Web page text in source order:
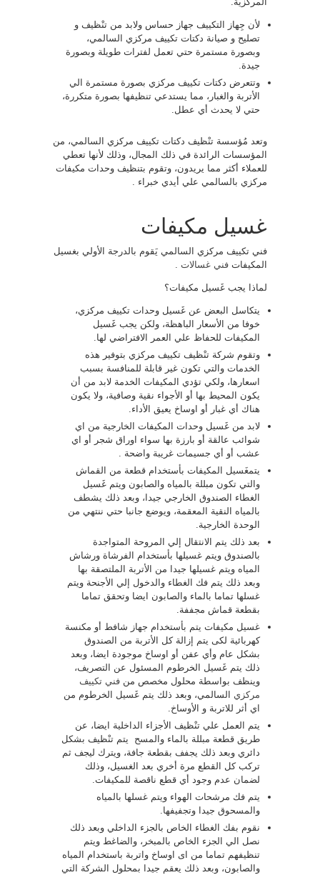
لأن جِهاز التكييف جهاز حساس ولابد من تنْظيف و
تصليح و صيانة دكتات تكييف مركزي السالمي،
وبصورة مستمرة حتي تعمل لفترات طويلة وبصورة
جيدة.
وتتعرض دكتات تكييف مركزي بصورة مستمرة الي
الأتربة والغبار، مما يستدعي تنظيفها بصورة متكررة،
حتي لا يحدث أي عطل.
وتعد مُؤسسة تنْظيف دكتات تكييف مركزي السالمي، من
المؤسسات الرائدة في ذلك المجال، وذلك لأنها تعطي
للعملاء أكثر مما يريدون، وتقوم بتنظيف وحدات مكيفات
مركزي بالسالمي علي أيدي خبراء .
غسيل مكيفات
فني تكييف مركزي السالمي يَقوم بالدرجة الأولي بغسيل
المكيفات فني غسالات
لماذا يجب غَسيل مكيفات؟
يتكاسل البعض عن غَسيل وحدات تكييف مركزي،
خوفا من الأسعار الباهظة، ولكن يجب غَسيل
المكيفات للحفاظ علي العمر الافتراضي لها.
وتقوم شركة تنْظيف تكييف مركزي بتوفير هذه
الخدمات والتي تكون غير قابلة للمنافسة بسبب
اسعارها، ولكي تؤدي المكيفات الخدمة لابد من أن
يكون المحيط بها أو الأجواء نقية وصافية، ولا يكون
هناك أي غبار أو اوساخ يعيق الأداء.
لابد من غَسيل وحدات المكيفات الخارجية من اي
شوائب عالقة أو بارزة بها سواء اوراق شجر أو اي
عشب أو أي جسيمات غريبة واضحة .
يتمغَسيل المكيفات بأستخدام قطعة من القماش
والتي تكون مبللة بالمياه والصابون ويتم غَسيل
الغطاء الصندوق الخارجي جيدا، وبعد ذلك يشطف
بالمياه النقية المعقمة، ويوضع جانبا حتي ننتهي من
الوحدة الخارجية.
بعد ذلك يتم الانتقال إلي المروحة المتواجدة
بالصندوق ويتم غسيلها بأستخدام الفرشاة ورشاش
المياه ويتم غسيلها جيدا من الأتربة الملتصقة بها
وبعد ذلك يتم فك الغطاء والدخول إلي الأجنحة ويتم
غسلها تماما بالماء والصابون ايضا وتحقق تماما
بقطعة قماش مجففة.
غسيل مكيفات يتم بأستخدام جهاز شافط أو مكنسة
كهربائية لكى يتم إزالة كل الأتربة من الصندوق
بشكل عام وأي عفن أو اوساخ موجودة ايضا، وبعد
ذلك يتم غَسيل الخرطوم المسئول عن التصريف،
وينظف بواسطة محلول مخصص من فني تكييف
مركزي السالمي، وبعد ذلك يتم غَسيل الخرطوم من
اي أثر للاتربة و الأوساخ.
يتم العمل علي تنْظيف الأجزاء الداخلية ايضا، عن
طريق قطعة مبللة بالماء والمسح يتم تنْظيف بشكل
دائري وبعد ذلك يجفف بقطعة جافة، ويترك ليجف ثم
تركب كل القطع مرة أخري بعد الغسيل، وذلك
لضمان عدم وجود أي قطع ناقصة للمكيفات.
يتم فك مرشحات الهواء ويتم غسلها بالمياه
والمسحوق جيدا وتجفيفها.
نقوم بفك الغطاء الخاص بالجزء الداخلي وبعد ذلك
نصل الي الجزء الخاص بالمبخر، والضاغط ويتم
تنظيفهم تماما من اى اوساخ واتربة باستخدام المياه
والصابون، وبعد ذلك يعقم جيدا بمحلول الشركة التي